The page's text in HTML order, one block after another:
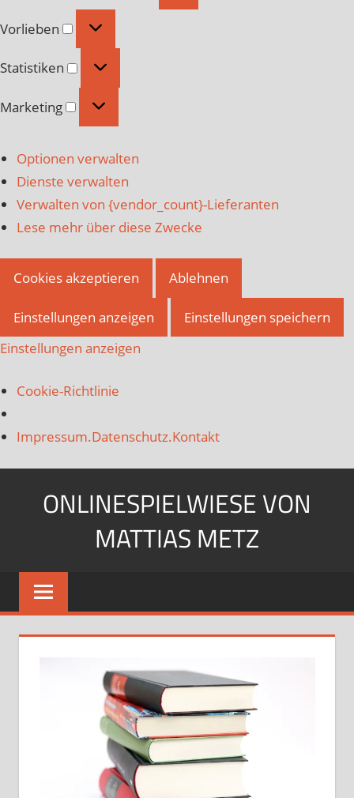
Vorlieben Vorlieben
Statistiken Statistiken
Marketing Marketing
Optionen verwalten
Dienste verwalten
Verwalten von {vendor_count}-Lieferanten
Lese mehr über diese Zwecke
Cookies akzeptieren Ablehnen
Einstellungen anzeigen
Einstellungen speichern
Einstellungen anzeigen
Cookie-Richtlinie
Impressum.Datenschutz.Kontakt
ONLINESPIELWIESE VON
MATTIAS METZ
Pfadfinder.
SciFi-
Gärtner?